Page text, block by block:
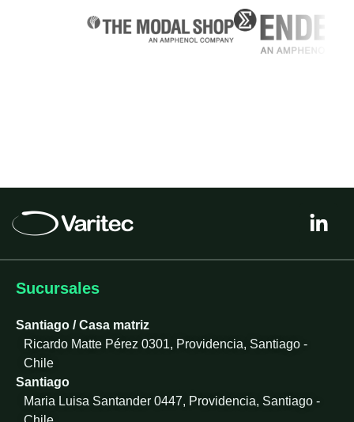
i
k
n
Sucursales
Santiago / Casa matriz
Ricardo Matte Pérez 0301, Providencia, Santiago -
Chile
Santiago
Maria Luisa Santander 0447, Providencia, Santiago -